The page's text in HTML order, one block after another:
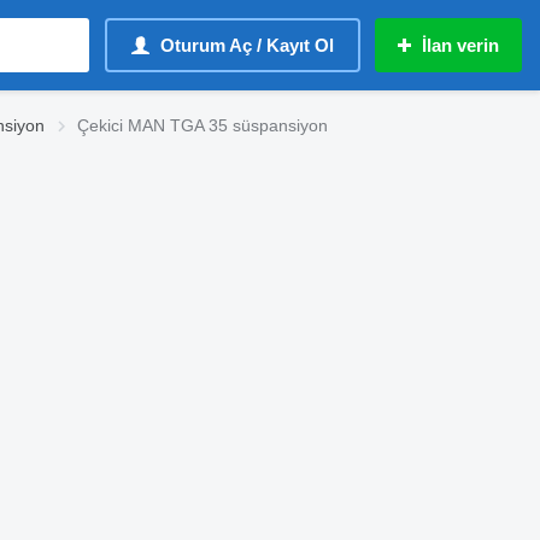
Oturum Aç / Kayıt Ol İlan verin
Çekici MAN TGA 35 süspansiyon